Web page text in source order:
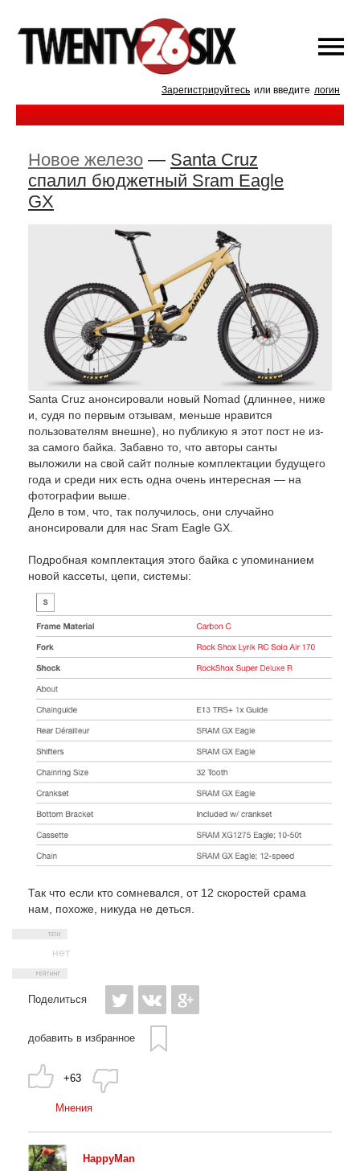
Зарегистрируйтесь или введите логин
Новое железо — Santa Cruz
спалил бюджетный Sram Eagle
GX
Santa Cruz анонсировали новый Nomad (длиннее, ниже
и, судя по первым отзывам, меньше нравится
пользователям внешне), но публикую я этот пост не из-
за самого байка. Забавно то, что авторы санты
выложили на свой сайт полные комплектации будущего
года и среди них есть одна очень интересная — на
фотографии выше.
Дело в том, что, так получилось, они случайно
анонсировали для нас Sram Eagle GX.
Подробная комплектация этого байка с упоминанием
новой кассеты, цепи, системы:
Так что если кто сомневался, от 12 скоростей срама
нам, похоже, никуда не деться.
нет
Поделиться
добавить в избранное
+63
Мнения
HappyMan